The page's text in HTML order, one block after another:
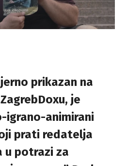
prikazan na
je
igrano-animirani
prati redatelja
u potrazi za